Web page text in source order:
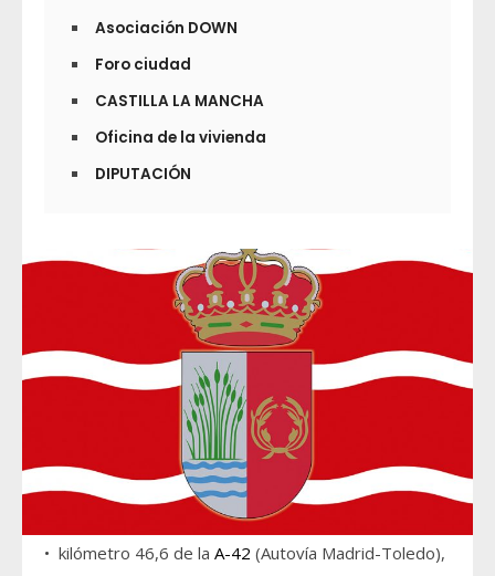
Asociación DOWN
Foro ciudad
CASTILLA LA MANCHA
Oficina de la vivienda
DIPUTACIÓN
• kilómetro 46,6 de la A-42 (Autovía Madrid-Toledo),